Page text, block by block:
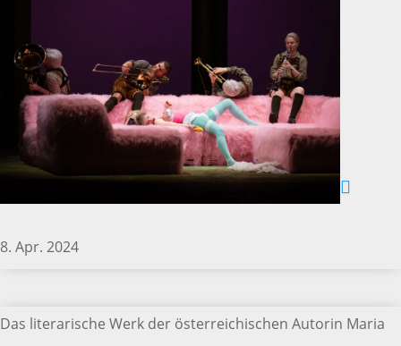
8. Apr. 2024
Das literarische Werk der österreichischen Autorin Maria